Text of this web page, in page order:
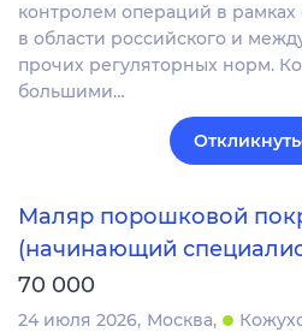
контролем операций в
в области российского и
прочих регуляторных норм.
большими…
Маляр порошковой
(начинающий
70 000
24 июля 2026 Москва